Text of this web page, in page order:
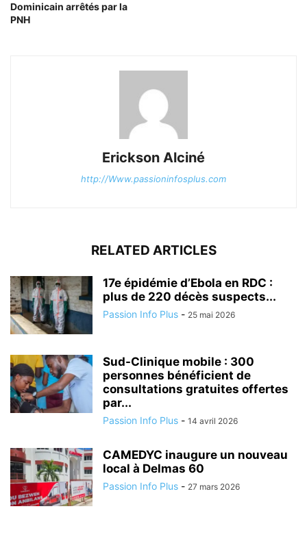
Dominicain arrêtés par la
PNH
Erickson Alciné
http://Www.passioninfosplus.com
RELATED ARTICLES
17e épidémie d’Ebola en RDC :
plus de 220 décès suspects...
Passion Info Plus - 25 mai 2026
Sud-Clinique mobile : 300
personnes bénéficient de
consultations gratuites offertes
par...
Passion Info Plus - 14 avril 2026
CAMEDYC inaugure un nouveau
local à Delmas 60
Passion Info Plus - 27 mars 2026